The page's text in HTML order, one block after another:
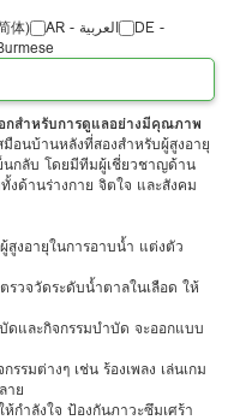
体) ‏AR - ‏العربية‏
DE -
กสำหรับการดูแลอย่างมีคุณภาพ
มือนบ้านหลังที่สองสำหรับผู้สูงอายุ
นกลับ โดยมีทีมผู้เชี่ยวชาญด้าน
ด้านร่างกาย จิตใจ และสังคม
สูงอายุในการอาบน้ำ แต่งตัว
วจวัดระดับน้ำตาลในเลือด ให้
และกิจกรรมบำบัด จะออกแบบ
รมต่างๆ เช่น ร้องเพลง เล่นเกม
าย
กำลังใจ ป้องกันภาวะซึมเศร้า